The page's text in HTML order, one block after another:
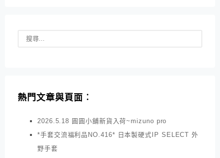
熱門文章與頁面︰
2026.5.18 圓圓小舖新貨入荷~mizuno pro
*手套交流福利品NO.416* 日本製硬式IP SELECT 外
野手套